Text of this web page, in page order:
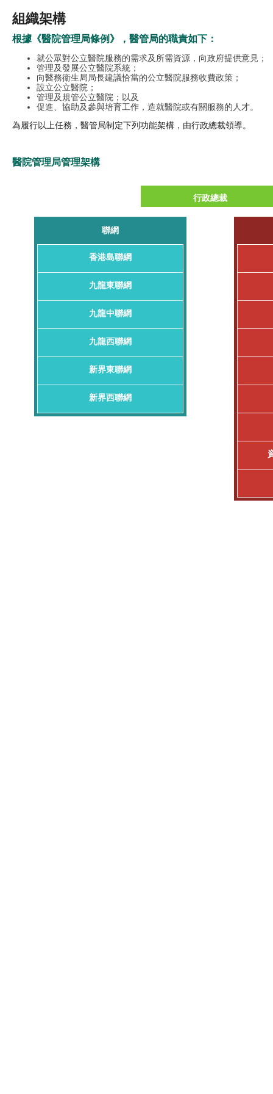
組織架構
根據《醫院管理局條例》，醫管局的職責如下：
就公眾對公立醫院服務的需求及所需資源，向政府提供意見；
管理及發展公立醫院系統；
向醫務衞生局局長建議恰當的公立醫院服務收費政策；
設立公立醫院；
管理及規管公立醫院；以及
促進、協助及參與培育工作，造就醫院或有關服務的人才。
為履行以上任務，醫管局制定下列功能架構，由行政總裁領導。
醫院管理局管理架構
行政總裁
聯網
香港島聯網
九龍東聯網
九龍中聯網
九龍西聯網
新界東聯網
新界西聯網